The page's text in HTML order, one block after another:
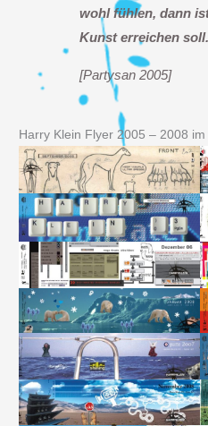
wohl fühlen, dann
Kunst erreichen
[Partysan 2005]
Harry Klein Flyer 2005 – 2008